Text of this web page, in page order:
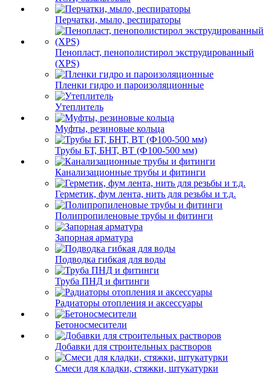
Перчатки, мыло, респираторы
Пенопласт, пенополистирол экструдированный
(XPS)
Пленки гидро и пароизоляционные
Утеплитель
Муфты, резиновые кольца
Трубы БТ, БНТ, ВТ (Ф100-500 мм)
Канализационные трубы и фитинги
Герметик, фум лента, нить для резьбы и т.д.
Полипропиленовые трубы и фитинги
Запорная арматура
Подводка гибкая для воды
Труба ПНД и фитинги
Радиаторы отопления и аксессуары
Бетоносмесители
Добавки для строительных растворов
Смеси для кладки, стяжки, штукатурки